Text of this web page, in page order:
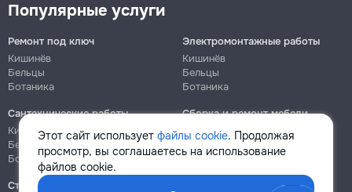
Этот сайт использует файлы cookie. Продолжая
просмотр, вы соглашаетесь на использование
файлов cookie.
Популярные услуги
Ремонт под ключ
Кишинёв
Бельцы
Ботаника
Электромонтажные работы
Кишинёв
Бельцы
Ботаника
Сантехнические работы
Кишинёв
Бельцы
Ботаника
Сборка и ремонт мебели
Кишинёв
Ботаника
Строительно-монтажные